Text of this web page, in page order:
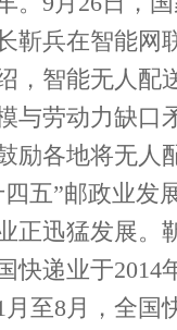
靳兵在智能网
，智能无人配
与劳动力缺口
励各地将无人
五”邮政业发
正迅猛发展。
快递业于2014
至8月，全国